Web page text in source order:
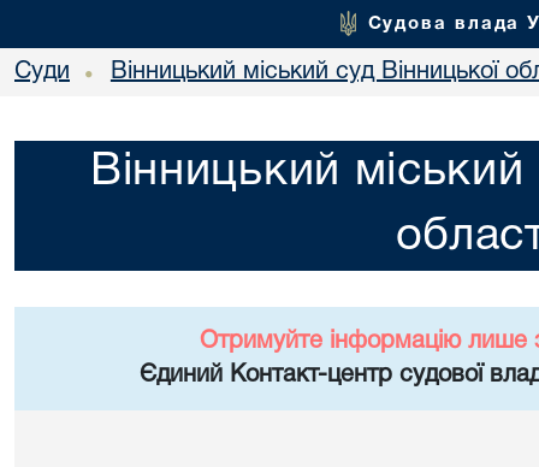
Судова влада
Суди • Вінницький міський суд Вінницької
Вінницький міський
Отримуйте інформацію лише
Єдиний Контакт-центр судової